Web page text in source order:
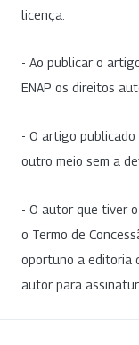
licença.
- Ao publicar o
ENAP os direitos
- O artigo publicado
outro meio sem a
- O autor que tiver
o Termo de
oportuno a editoria
autor para